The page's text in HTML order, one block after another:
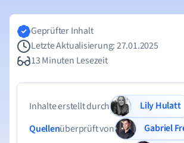
Geprüfter Inhalt
Letzte Aktualisierung: 27.01.2025
13 Minuten Lesezeit
Inhalte erstellt durch
Lily Hulatt
Quellenüberprüft von
Gabriel